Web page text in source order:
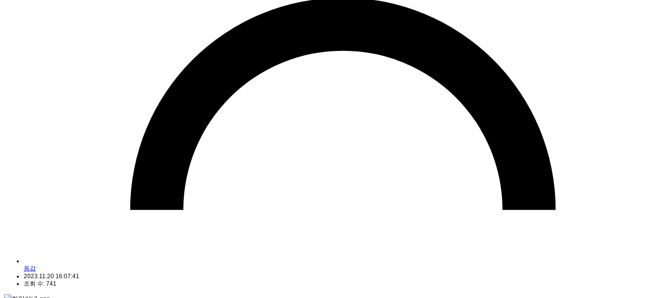
동감
2023.11.20 16:07:41
조회 수: 741